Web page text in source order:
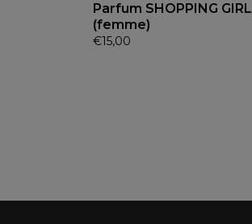
Parfum SHOPPING GIRL
(femme)
€15,00